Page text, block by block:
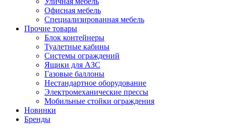
Офисная мебель
Специализированная мебель
Прочие товары
Блок контейнеры
Туалетные кабины
Системы ограждений
Ящики для АЗС
Газовые баллоны
Нестандартное оборудование
Электромеханические прессы
Мобильные стойки ограждения
Новинки
Бренды